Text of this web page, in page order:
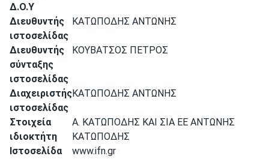
Δ.Ο.Υ
Διευθυντής
ιστοσελίδας
ΚΑΤΩΠΟΔΗΣ ΑΝΤΩΝΗΣ
Διευθυντής
σύνταξης
ιστοσελίδας
ΚΟΥΒΑΤΣΟΣ ΠΕΤΡΟΣ
Διαχειριστής
ιστοσελίδας
ΚΑΤΩΠΟΔΗΣ ΑΝΤΩΝΗΣ
Στοιχεία
ιδιοκτήτη
Α. ΚΑΤΩΠΟΔΗΣ ΚΑΙ ΣΙΑ ΕΕ ΑΝΤΩΝΗΣ
ΚΑΤΩΠΟΔΗΣ
Ιστοσελίδα
www.ifn.gr